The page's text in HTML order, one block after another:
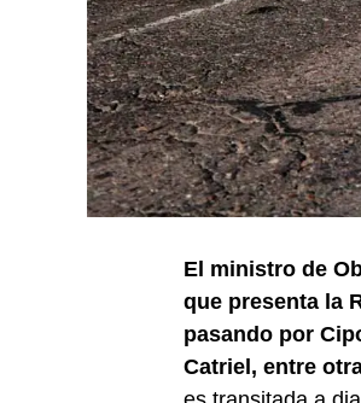
El ministro de
que presenta la
pasando por
Catriel, entre